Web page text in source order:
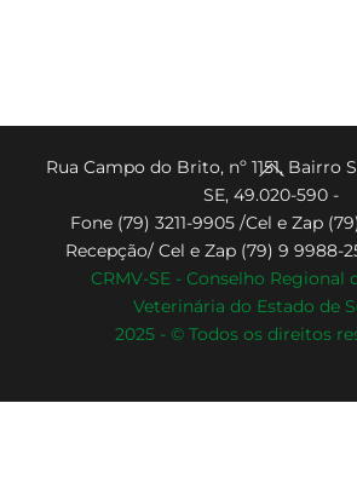
Back
To
Top
Rua Campo do Brito, nº 1151, Bairro
SE, 49.020-590 -
Fone (79) 3211-9905 /Cel e Zap
Recepção/ Cel e Zap (79) 9 9988-
CRMV-SE - Conselho Regional
Veterinária do Estado de
2025 - © Todos os direitos